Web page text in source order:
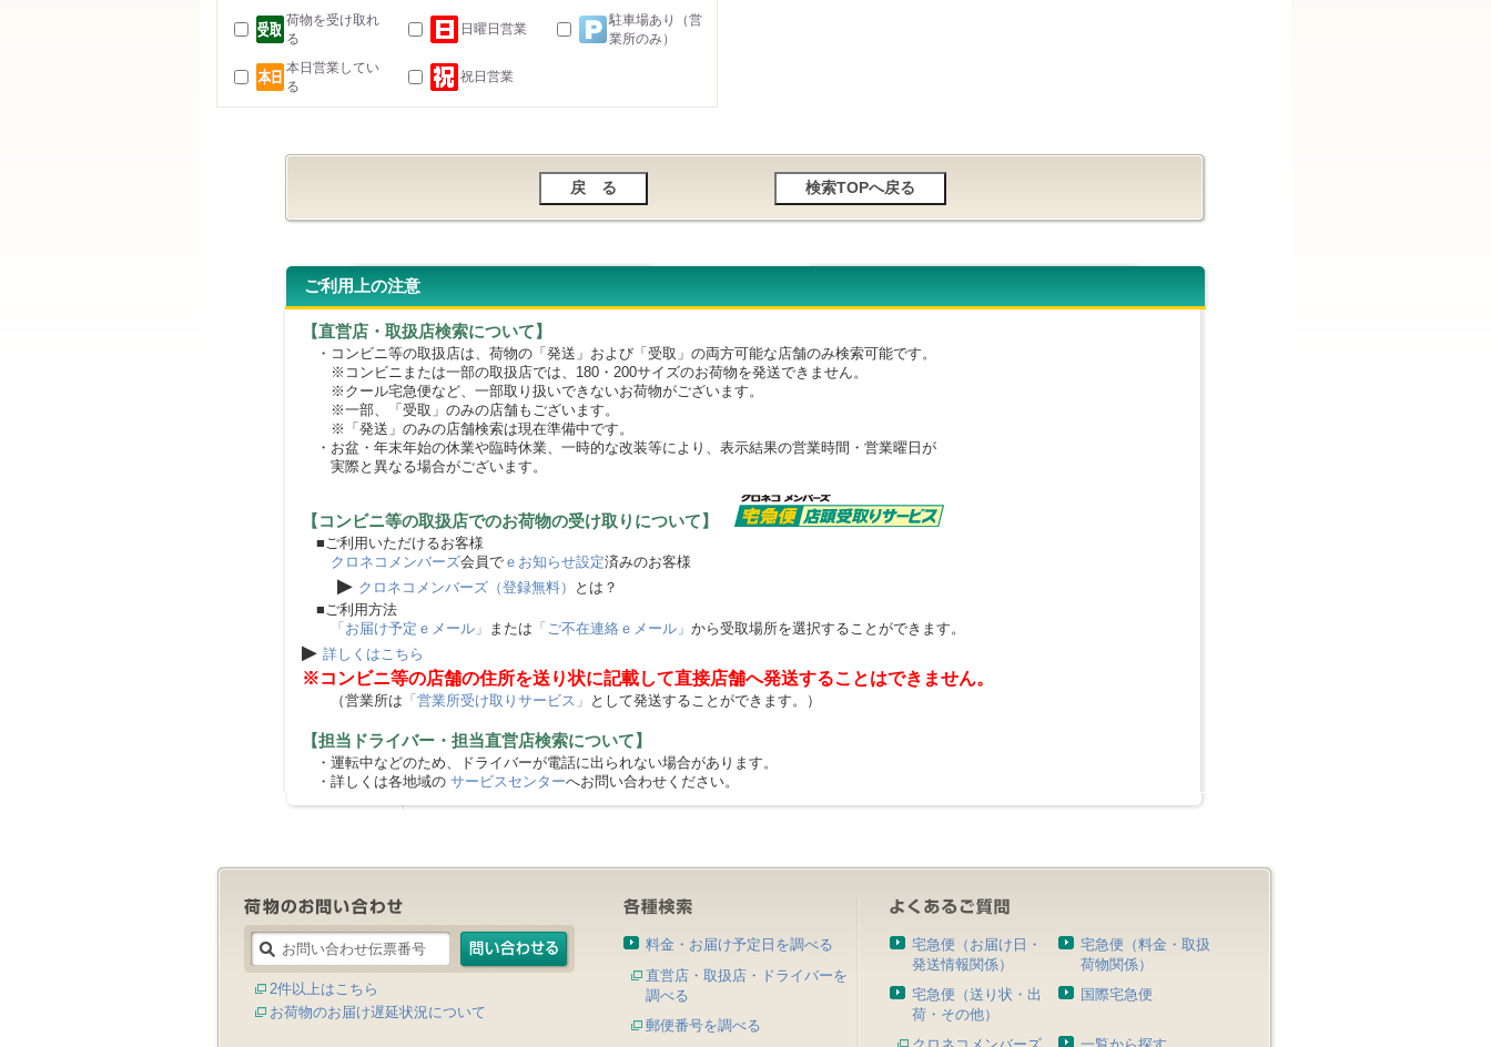
荷物を受け取れ
る
日曜日営業
駐車場あり（営
業所のみ）
本日営業してい
る
祝日営業
ご利用上の注意
【直営店・取扱店検索について】
・コンビニ等の取扱店は、荷物の「発送」および「受取」の両方可能な店舗のみ検索可能です。
※コンビニまたは一部の取扱店では、180・200サイズのお荷物を発送できません。
※クール宅急便など、一部取り扱いできないお荷物がございます。
※一部、「受取」のみの店舗もございます。
※「発送」のみの店舗検索は現在準備中です。
・お盆・年末年始の休業や臨時休業、一時的な改装等により、表示結果の営業時間・営業曜日が
実際と異なる場合がございます。
【コンビニ等の取扱店でのお荷物の受け取りについて】
■ご利用いただけるお客様
クロネコメンバーズ会員で ｅお知らせ設定済みのお客様
▶ クロネコメンバーズ（登録無料）
とは？
■ご利用方法
「お届け予定ｅメール」 または 「ご不在連絡ｅメール」 から受取場所を選択することができます。
▶ 詳しくはこちら
※コンビニ等の店舗の住所を送り状に記載して直接店舗へ発送することはできません。
（営業所は 「営業所受け取りサービス」 として発送することができます。）
【担当ドライバー・担当直営店検索について】
・運転中などのため、ドライバーが電話に出られない場合があります。
・詳しくは各地域の サービスセンターへお問い合わせください。
2件以上はこちら
お荷物のお届け遅延状況について
料金・お届け予定日を調べる
直営店・取扱店・ドライバーを
調べる
郵便番号を調べる
宅急便（お届け日・
発送情報関係）
宅急便（料金・取扱
荷物関係）
宅急便（送り状・出
荷・その他）
国際宅急便